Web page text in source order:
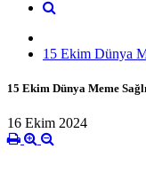
15 Ekim Dünya
15 Ekim Dünya Meme
16 Ekim 2024